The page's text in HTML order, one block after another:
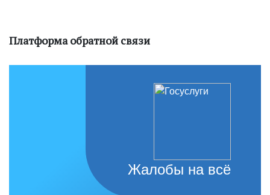
Платформа обратной связи
Жалобы на всё